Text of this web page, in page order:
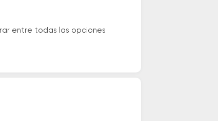
entre todas las opciones